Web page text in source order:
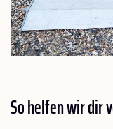
So helfen wir dir